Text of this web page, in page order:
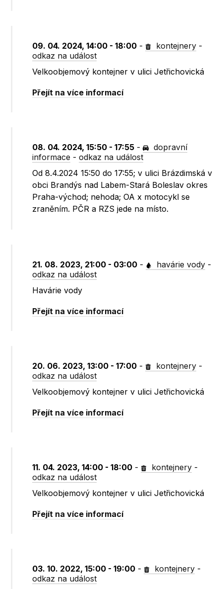
09. 04. 2024, 14:00 - 18:00 - kontejnery -
odkaz na událost
Velkoobjemový kontejner v ulici Jetřichovická
Přejít na více informací
08. 04. 2024, 15:50 - 17:55 -
dopravní
informace -odkaz na událost
Od 8.4.2024 15:50 do 17:55; v ulici Brázdimská v
obci Brandýs nad Labem-Stará Boleslav okres
Praha-východ; nehoda; OA x motocykl se
zraněním. PČR a RZS jede na místo.
21. 08. 2023, 21:00 - 03:00 - havárie vody -
odkaz na událost
Havárie vody
Přejít na více informací
20. 06. 2023, 13:00 - 17:00 - kontejnery -
odkaz na událost
Velkoobjemový kontejner v ulici Jetřichovická
Přejít na více informací
11. 04. 2023, 14:00 - 18:00 - kontejnery -
odkaz na událost
Velkoobjemový kontejner v ulici Jetřichovická
Přejít na více informací
03. 10. 2022, 15:00 - 19:00 - kontejnery -
odkaz na událost